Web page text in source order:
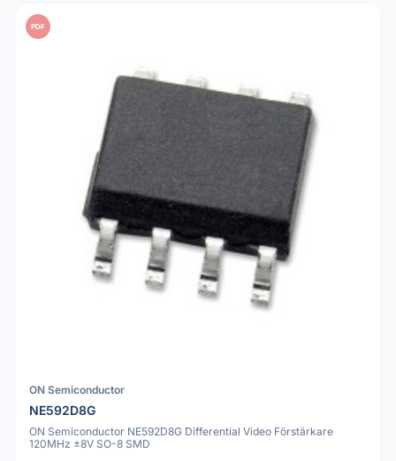
PDF
ON Semiconductor
NE592D8G
ON Semiconductor NE592D8G Differential Video Förstärkare
120MHz ±8V SO-8 SMD